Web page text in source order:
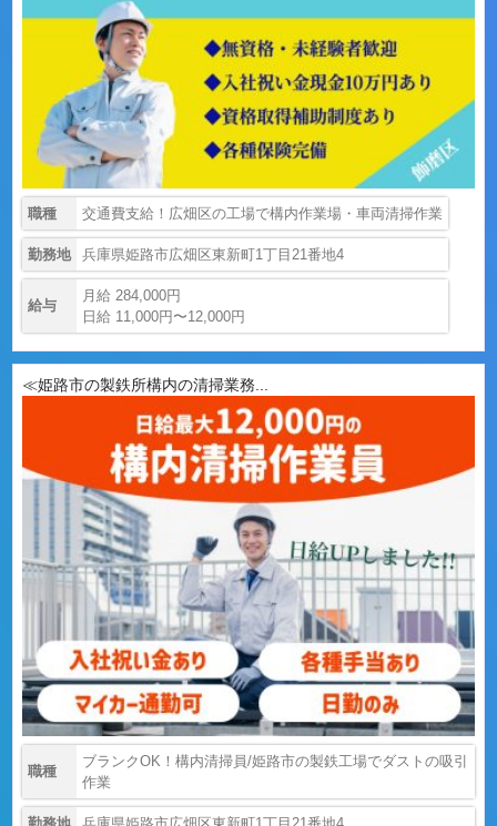
職種 交通費支給！広畑区の工場で構内作業場・車両清掃作業
勤務地 兵庫県姫路市広畑区東新町1丁目21番地4
給与
月給 284,000円
日給 11,000円〜12,000円
≪姫路市の製鉄所構内の清掃業務...
職種
ブランクOK！構内清掃員/姫路市の製鉄工場でダストの吸引
作業